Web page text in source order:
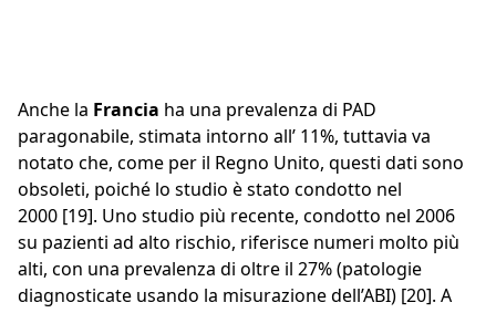
Anche la Francia ha una prevalenza di PAD
paragonabile, stimata intorno all’ 11%, tuttavia va
notato che, come per il Regno Unito, questi dati sono
obsoleti, poiché lo studio è stato condotto nel
2000 [19]. Uno studio più recente, condotto nel 2006
su pazienti ad alto rischio, riferisce numeri molto più
alti, con una prevalenza di oltre il 27% (patologie
diagnosticate usando la misurazione dell’ABI) [20]. A